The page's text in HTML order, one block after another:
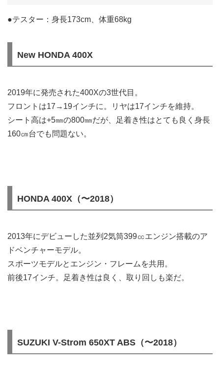
●テスター：身長173cm、体重68kg
New HONDA 400X
2019年に発売された400Xの3世代目。
フロントは17→19インチに。リヤは17インチを維持。
シート高は+5㎜の800㎜だが、足着き性はとても良く身長
160㎝台でも問題ない。
HONDA 400X（〜2018）
2013年にデビューした並列2気筒399㏄エンジン搭載のア
ドベンチャーモデル。
スポーツモデルとエンジン・フレームを共用。
前後17インチ。足着き性は良く、取り回しも楽だ。
SUZUKI V-Strom 650XT ABS（〜2018）